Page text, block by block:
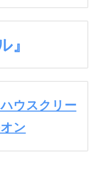
』
ウスクリー
ン